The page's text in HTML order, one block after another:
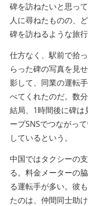
碑を訪ねたいと思っ
人に尋ねたものの、
碑を訪ねるような旅
仕方なく、駅前で拾
らった碑の写真を見
影して、同業の運転
べてくれたのだ。数
結局、1時間後に碑
ープSNSでつながっ
しているという。
中国ではタクシーの
る。料金メーターの
る運転手が多い。彼
たのは、仲間同士助